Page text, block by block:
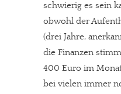
schwierig es sein
obwohl der
(drei Jahre,
die Finanzen
400 Euro im
bei vielen immer